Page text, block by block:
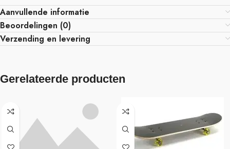
Aanvullende informatie
Beoordelingen (0)
Verzending en levering
Gerelateerde producten